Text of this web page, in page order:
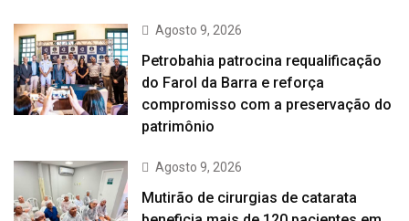
Agosto 9, 2026
Petrobahia patrocina requalificação
do Farol da Barra e reforça
compromisso com a preservação do
patrimônio
Agosto 9, 2026
Mutirão de cirurgias de catarata